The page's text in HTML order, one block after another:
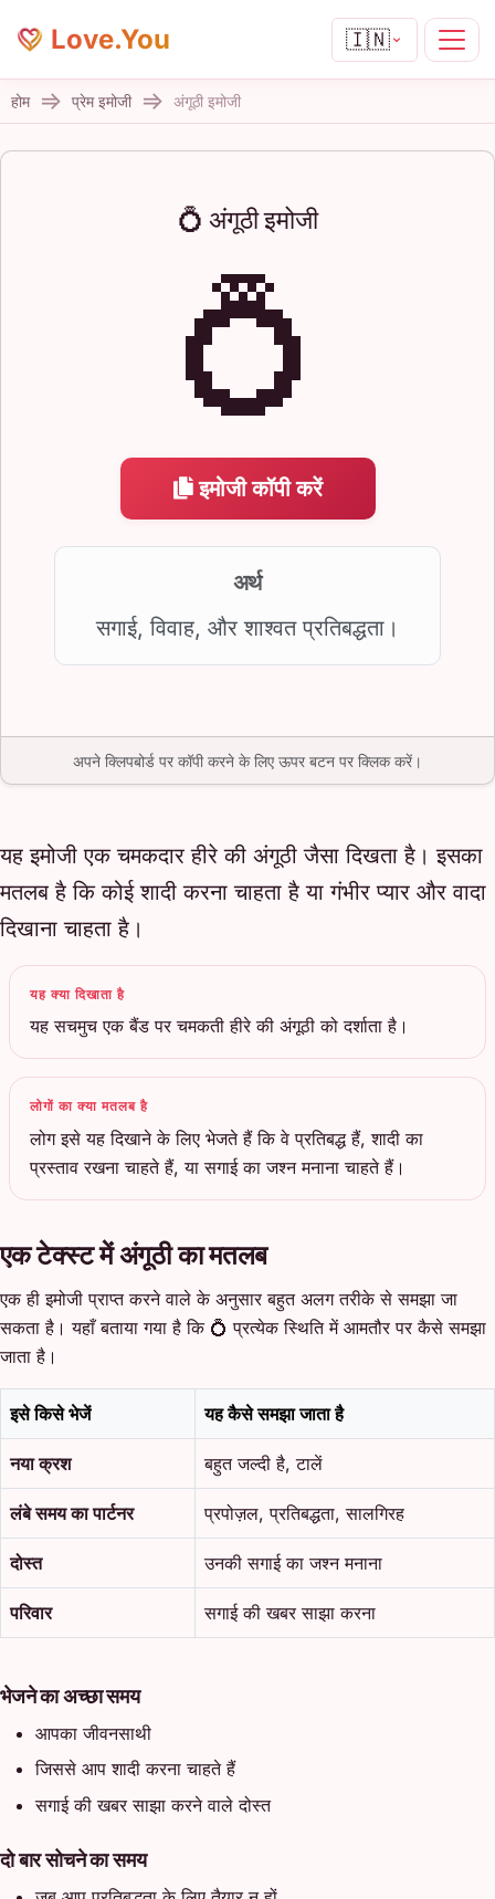
Love.You 🇮🇳
होम प्रेम इमोजी अंगूठी इमोजी
💍 अंगूठी इमोजी
💍
इमोजी कॉपी करें
अर्थ
सगाई, विवाह, और शाश्वत प्रतिबद्धता।
अपने क्लिपबोर्ड पर कॉपी करने के लिए ऊपर बटन पर क्लिक करें।
यह इमोजी एक चमकदार हीरे की अंगूठी जैसा दिखता है। इसका
मतलब है कि कोई शादी करना चाहता है या गंभीर प्यार और वादा
दिखाना चाहता है।
यह क्या दिखाता है
यह सचमुच एक बैंड पर चमकती हीरे की अंगूठी को दर्शाता है।
लोगों का क्या मतलब है
लोग इसे यह दिखाने के लिए भेजते हैं कि वे प्रतिबद्ध हैं, शादी का
प्रस्ताव रखना चाहते हैं, या सगाई का जश्न मनाना चाहते हैं।
एक टेक्स्ट में अंगूठी का मतलब
एक ही इमोजी प्राप्त करने वाले के अनुसार बहुत अलग तरीके से समझा जा
सकता है। यहाँ बताया गया है कि 💍 प्रत्येक स्थिति में आमतौर पर कैसे समझा
जाता है।
इसे किसे भेजें यह कैसे समझा जाता है
नया क्रश बहुत जल्दी है, टालें
लंबे समय का पार्टनर प्रपोज़ल, प्रतिबद्धता, सालगिरह
दोस्त उनकी सगाई का जश्न मनाना
परिवार सगाई की खबर साझा करना
भेजने का अच्छा समय
आपका जीवनसाथी
जिससे आप शादी करना चाहते हैं
सगाई की खबर साझा करने वाले दोस्त
दो बार सोचने का समय